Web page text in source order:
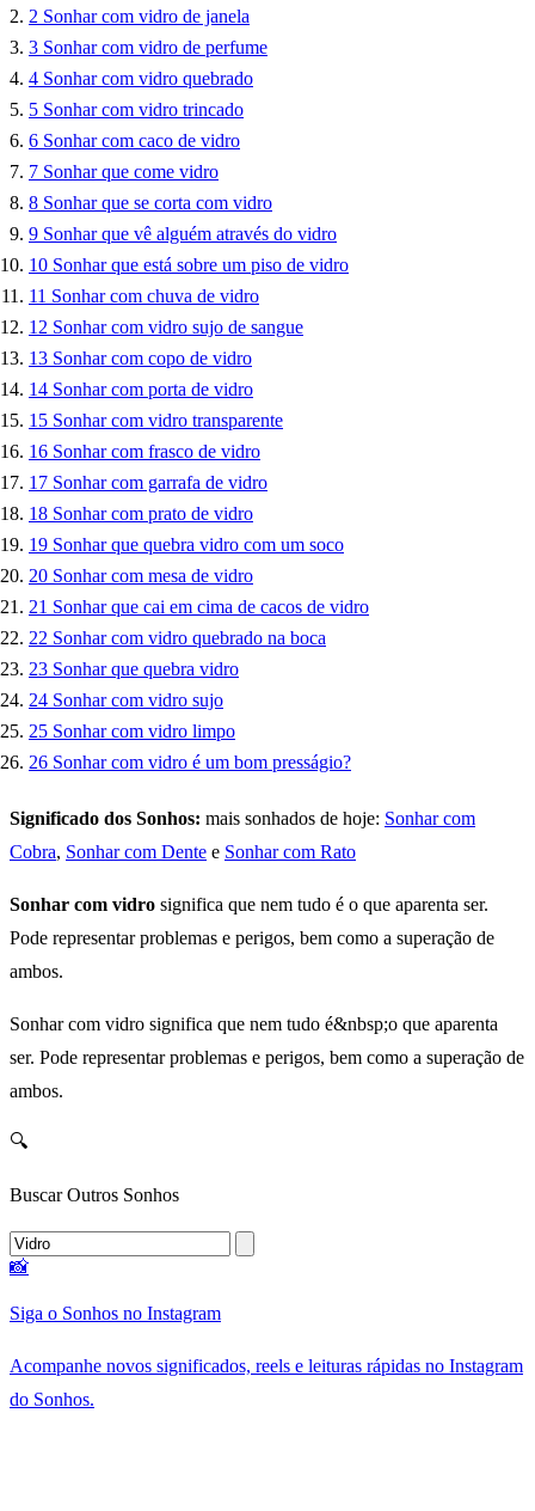
2 Sonhar com vidro de janela
3 Sonhar com vidro de perfume
4 Sonhar com vidro quebrado
5 Sonhar com vidro trincado
6 Sonhar com caco de vidro
7 Sonhar que come vidro
8 Sonhar que se corta com vidro
9 Sonhar que vê alguém através do vidro
10 Sonhar que está sobre um piso de vidro
11 Sonhar com chuva de vidro
12 Sonhar com vidro sujo de sangue
13 Sonhar com copo de vidro
14 Sonhar com porta de vidro
15 Sonhar com vidro transparente
16 Sonhar com frasco de vidro
17 Sonhar com garrafa de vidro
18 Sonhar com prato de vidro
19 Sonhar que quebra vidro com um soco
20 Sonhar com mesa de vidro
21 Sonhar que cai em cima de cacos de vidro
22 Sonhar com vidro quebrado na boca
23 Sonhar que quebra vidro
24 Sonhar com vidro sujo
25 Sonhar com vidro limpo
26 Sonhar com vidro é um bom presságio?
Significado dos Sonhos: mais sonhados de hoje: Sonhar com
Cobra, Sonhar com Dente e Sonhar com Rato
Sonhar com vidro significa que nem tudo é o que aparenta ser.
Pode representar problemas e perigos, bem como a superação de
ambos.
Sonhar com vidro significa que nem tudo é&nbsp;o que aparenta
ser. Pode representar problemas e perigos, bem como a superação de
ambos.
🔍
Buscar Outros Sonhos
📸
Siga o Sonhos no Instagram
Acompanhe novos significados, reels e leituras rápidas no Instagram
do Sonhos.